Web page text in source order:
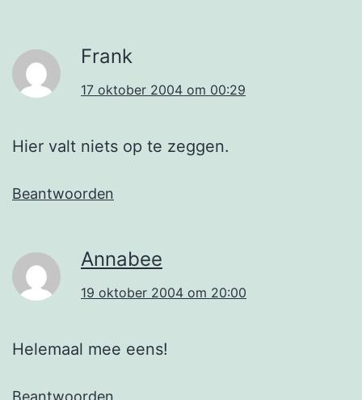
Frank
17 oktober 2004 om 00:29
Hier valt niets op te zeggen.
Beantwoorden
Annabee
19 oktober 2004 om 20:00
Helemaal mee eens!
Beantwoorden